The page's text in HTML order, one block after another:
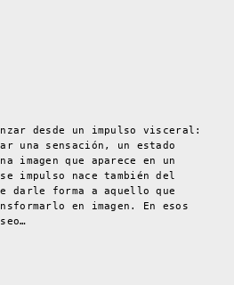
desde un impulso visceral:
una sensación, un estado
imagen que aparece en un
impulso nace también del
darle forma a aquello que
en imagen. En esos